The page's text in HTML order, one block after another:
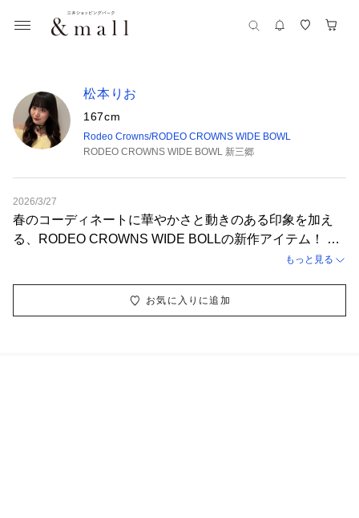
松本りお
167cm
Rodeo Crowns/RODEO CROWNS WIDE BOWL
RODEO CROWNS WIDE BOWL 新三郷
2026/3/27
春のコーディネートに華やかさと動きのある印象を加え
る、RODEO CROWNS WIDE BOLLの新作アイテム！ ラ
ンダムティアードスカートは、ふわりと揺れるシルエット
も映える長め丈で、春の陽気にぴったりの軽やかさを実現
します！ さらに、(MIND.A.DAY)コラボのキャットTシャ
もっと見る
お気に入りに追加